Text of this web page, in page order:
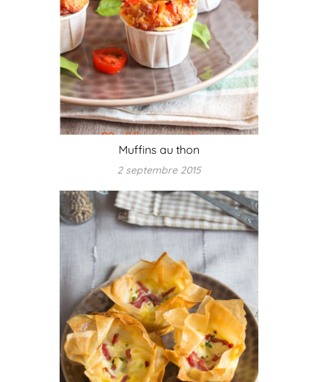
Muffins au thon
2 septembre 2015